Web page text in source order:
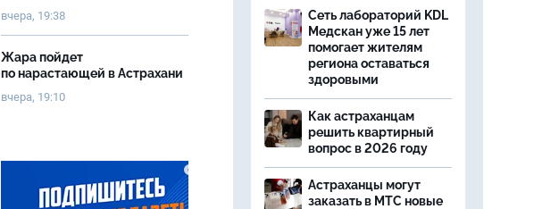
вчера, 19:38
Жара пойдет
по нарастающей в Астрахани
вчера, 19:10
Сеть лабораторий KDL
Медскан уже 15 лет
помогает жителям
региона оставаться
здоровыми
Как астраханцам
решить квартирный
вопрос в 2026 году
Астраханцы могут
заказать в МТС новые